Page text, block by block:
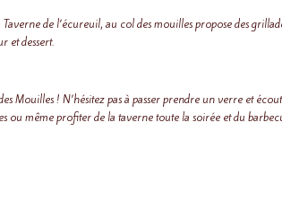
de l’écureuil, au col des mouilles propose des
et dessert.
Mouilles ! N’hésitez pas à passer prendre un verre et
ou même profiter de la taverne toute la soirée et du